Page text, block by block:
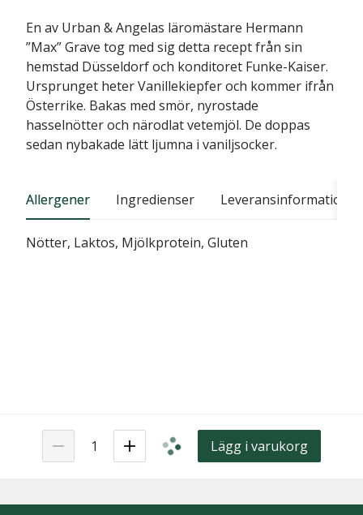
En av Urban & Angelas läromästare Hermann
”Max” Grave tog med sig detta recept från sin
hemstad Düsseldorf och konditoret Funke-Kaiser.
Ursprunget heter Vanillekiepfer och kommer ifrån
Österrike. Bakas med smör, nyrostade
hasselnötter och närodlat vetemjöl. De doppas
sedan nybakade lätt ljumna i vaniljsocker.
Allergener Ingredienser Leveransinformation
Nötter, Laktos, Mjölkprotein, Gluten
Lägg i varukorg